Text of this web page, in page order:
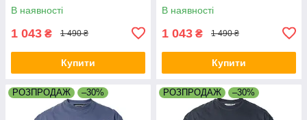
В наявності
1 043 ₴ 1 490 ₴
Купити
В наявності
1 043 ₴ 1 490 ₴
Купити
РОЗПРОДАЖ –30% РОЗПРОДАЖ –30%